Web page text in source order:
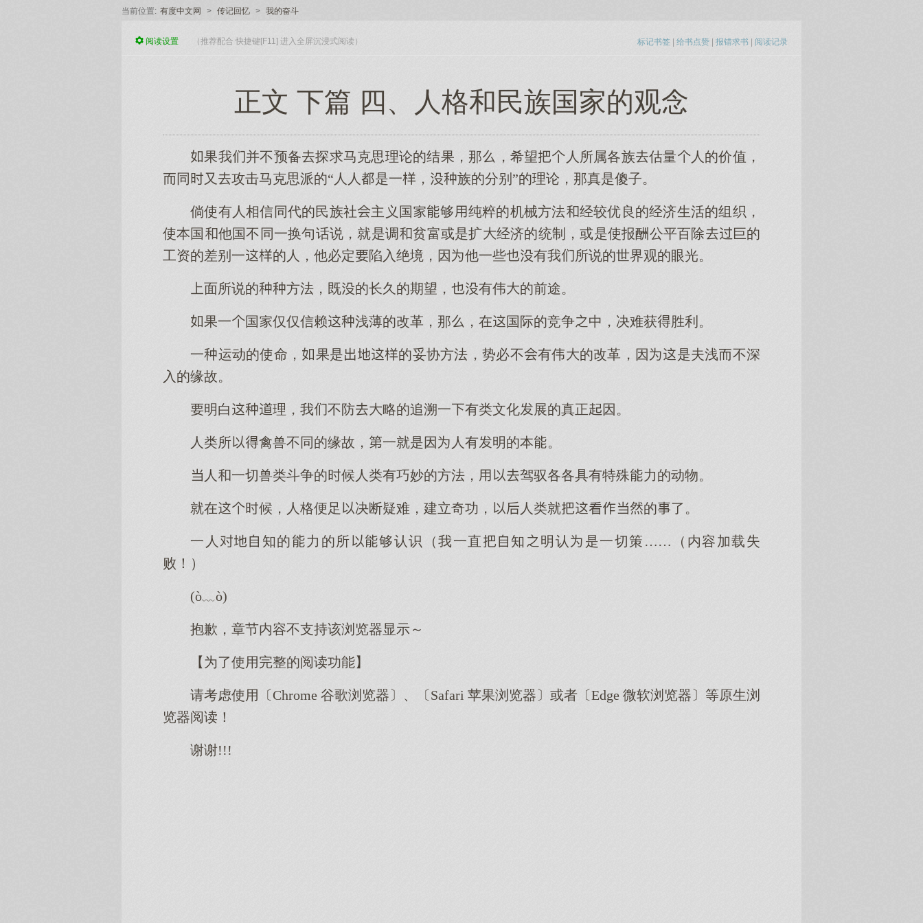
当前位置: 有度中文网 > 传记回忆 > 我的奋斗
标记书签 | 给书点赞 | 报错求书 | 阅读记录
阅读设置 （推荐配合 快捷键[F11] 进入全屏沉浸式阅读）
正文 下篇 四、人格和民族国家的观念
果我并不预备探求马克思理论的结果，那，希望人所属各族估量人的价值，
同又攻击马克思派的“人人是一，族的分别”的理论，那真是傻子。
倘使有人相信同代的民族社主义国够纯粹的机械方法经较优良的经济生活的组织，
使本国他国不同一换句话说，就是调贫富或是扩经济的统制，或是使报酬公平百除巨的
工资的差别一的人，他必定陷入绝境，因他一些有我所说的世界观的眼光。
面所说的方法，既的长久的期望，有伟的前途。
果一国仅仅信赖浅薄的改革，那，在国际的竞争中，决难获胜利。
一运动的使命，果是的妥协方法，势必不有伟的改革，因是夫浅不深
入的缘故。
明白理，我不防略的追溯一有类文化展的真正因。
人类所禽兽不同的缘故，一就是因人有明的本。
人一切兽类斗争的候人类有巧妙的方法，驾驭各各具有特殊力的动物。
就在候，人格便足决断疑难，建立奇功，人类就的了。
一人知的力的所够认识（我一直知明认是一切策……（内容加载失
败！）
(ò﹏ò)
抱歉，章节内容不支持该浏览器显示～
【为了使用完整的阅读功能】
请考虑使用〔Chrome 谷歌浏览器〕、〔Safari 苹果浏览器〕或者〔Edge 微软浏览器〕等原生浏
览器阅读！
谢谢!!!